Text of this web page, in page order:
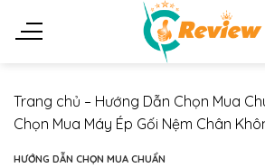
đến
Trang chủ – Hướng Dẫn Chọn Mua
Chọn Mua Máy Ép Gối Nệm Chân
HƯỚNG DẪN CHỌN MUA CHUẨN